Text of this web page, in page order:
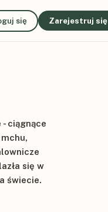
się Zarejestruj się
ciągnące
się w
świecie.